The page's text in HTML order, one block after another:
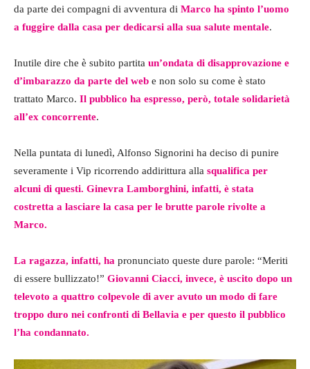
da parte dei compagni di avventura di Marco ha spinto l’uomo
a fuggire dalla casa per dedicarsi alla sua salute mentale.
Inutile dire che è subito partita un’ondata di disapprovazione e
d’imbarazzo da parte del web e non solo su come è stato
trattato Marco. Il pubblico ha espresso, però, totale solidarietà
all’ex concorrente.
Nella puntata di lunedì, Alfonso Signorini ha deciso di punire
severamente i Vip ricorrendo addirittura alla squalifica per
alcuni di questi. Ginevra Lamborghini, infatti, è stata
costretta a lasciare la casa per le brutte parole rivolte a
Marco.
La ragazza, infatti, ha pronunciato queste dure parole: “Meriti
di essere bullizzato!” Giovanni Ciacci, invece, è uscito dopo un
televoto a quattro colpevole di aver avuto un modo di fare
troppo duro nei confronti di Bellavia e per questo il pubblico
l’ha condannato.